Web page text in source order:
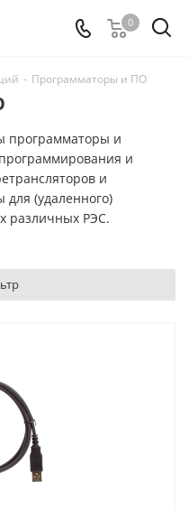
0
- Программаторы и ПО
программаторы и
и
и
(удаленного)
различных РЭС.